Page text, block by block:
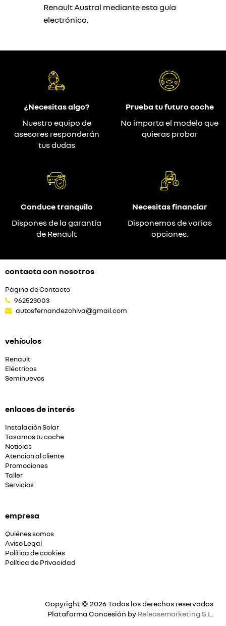
Renault Austral mediante esta guía
electrónica.
¿Necesitas algo?
Nuestro equipo de
asesores responderán
tus dudas
Prueba tu futuro coche
No importa el modelo que
quieras probar
Conduce tranquilo
Dispones de la garantía
de Renault
Necesitas financiar
Disponemos de varias
opciones.
contacta con nosotros
Página de Contacto
962523003
autosfernandezchiva@gmail.com
vehículos
Renault
Eléctricos
Seminuevos
enlaces de interés
Instalación Solar
Tasamos tu coche
Noticias
Atencion al cliente
Promociones
Taller
Servicios
empresa
Quiénes somos
Aviso Legal
Política de cookies
Política de Privacidad
Copyright © 2026 Todos los derechos reservados
Plataforma Concesión by Releasemarketing S.L.